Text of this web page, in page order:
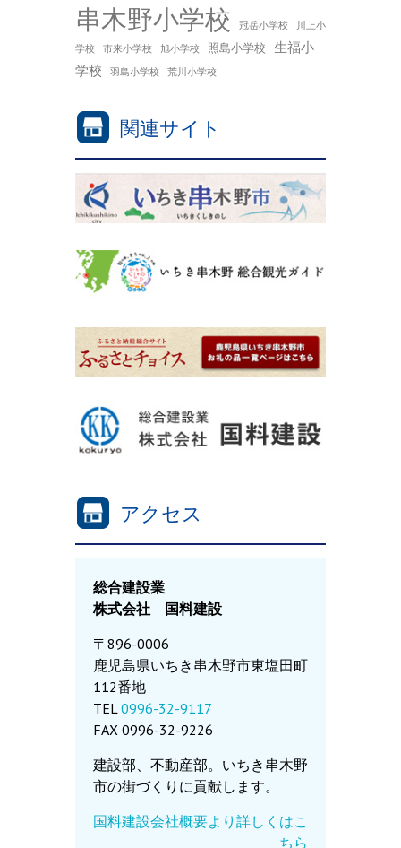
串木野小学校 冠岳小学校
川上小
学校
市来小学校 旭小学校 照島小学校 生福小
学校
羽島小学校 荒川小学校
関連サイト
アクセス
総合建設業
株式会社 国料建設
〒896-0006
鹿児島県いちき串木野市東塩田町
112番地
TEL 0996-32-9117
FAX 0996-32-9226
建設部、不動産部。いちき串木野
市の街づくりに貢献します。
国料建設会社概要より詳しくはこ
ちら